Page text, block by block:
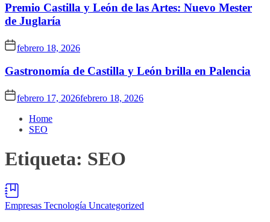
Premio Castilla y León de las Artes: Nuevo Mester
de Juglaría
febrero 18, 2026
Gastronomía de Castilla y León brilla en Palencia
febrero 17, 2026febrero 18, 2026
Home
SEO
Etiqueta: SEO
Empresas Tecnología Uncategorized